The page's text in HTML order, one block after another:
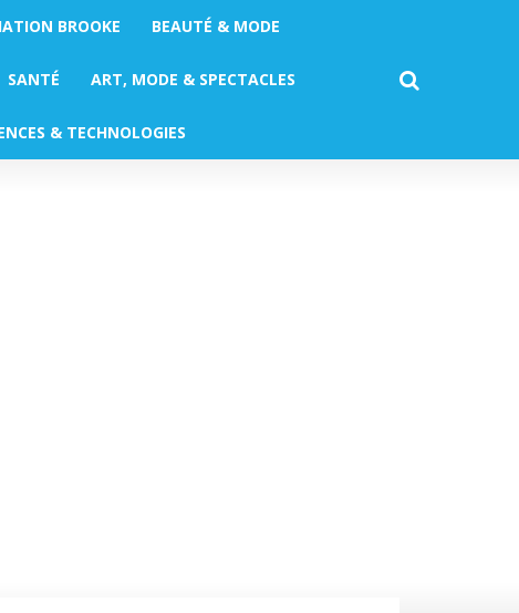
BROOKE BEAUTÉ & MODE
SANTÉ ART, MODE & SPECTACLES
& TECHNOLOGIES